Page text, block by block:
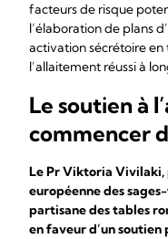
facteurs de risque
l’élaboration de plans
activation sécrétoire
l’allaitement réussi à
Le soutien à
commencer
Le Pr Viktoria Vivilaki,
européenne des
partisane des tables
en faveur d’un